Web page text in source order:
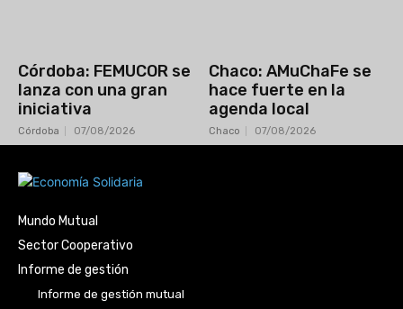
Córdoba: FEMUCOR se
lanza con una gran
iniciativa
Córdoba 07/08/2026
Chaco: AMuChaFe se
hace fuerte en la
agenda local
Chaco 07/08/2026
Mundo Mutual
Sector Cooperativo
Informe de gestión
Informe de gestión mutual